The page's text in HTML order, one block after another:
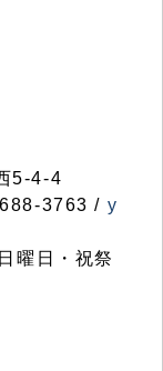
5-4-4
3763 / y
曜日・祝祭